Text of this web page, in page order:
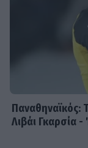
Παναθηναϊκός:
Λιβάι Γκαρσία